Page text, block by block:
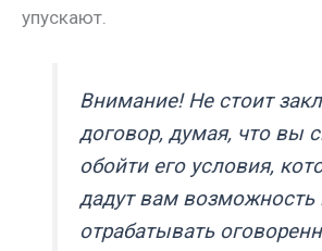
упускают.
Внимание! Не стоит
договор, думая, что вы
обойти его условия,
дадут вам возможность
отрабатывать